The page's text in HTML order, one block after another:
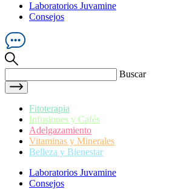
Laboratorios Juvamine
Consejos
Buscar
Fitoterapia
Infusiones y Cafés
Adelgazamiento
Vitaminas y Minerales
Belleza y Bienestar
Laboratorios Juvamine
Consejos